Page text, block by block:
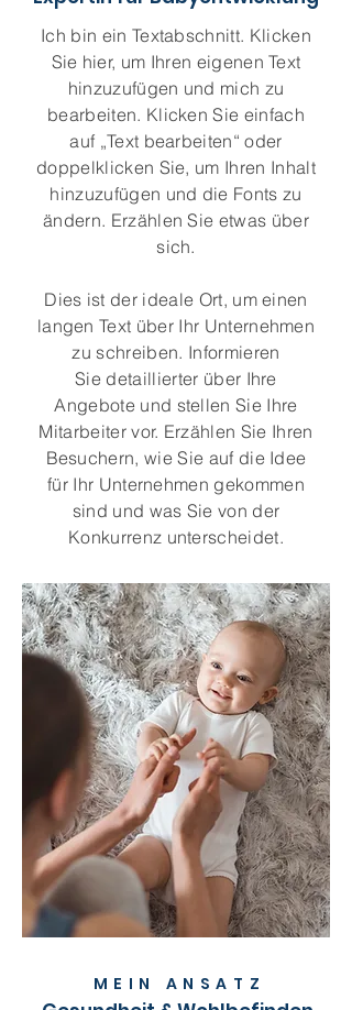
Ich bin ein Textabschnitt. Klicken
Sie hier, um Ihren eigenen Text
hinzuzufügen und mich zu
bearbeiten. Klicken Sie einfach
auf „Text bearbeiten“ oder
doppelklicken Sie, um Ihren Inhalt
hinzuzufügen und die Fonts zu
ändern. Erzählen Sie etwas über
sich.
Dies ist der ideale Ort, um einen
langen Text über Ihr Unternehmen
zu schreiben. Informieren
Sie detaillierter über Ihre
Angebote und stellen Sie Ihre
Mitarbeiter vor. Erzählen Sie Ihren
Besuchern, wie Sie auf die Idee
für Ihr Unternehmen gekommen
sind und was Sie von der
Konkurrenz unterscheidet.
MEIN ANSAT Z